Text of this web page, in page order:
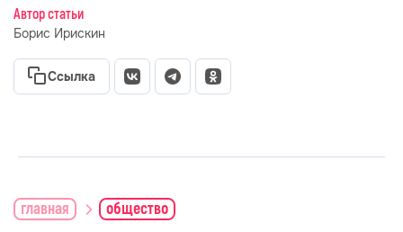
Автор статьи
Борис Ирискин
Ссылка
главная общество